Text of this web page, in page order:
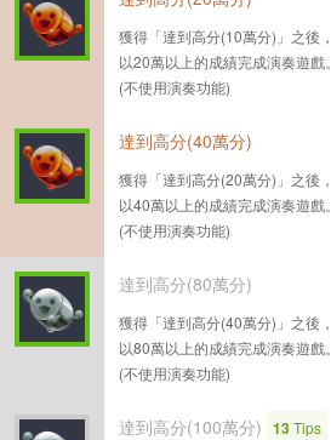
獲得「達到高分(10萬分)」之後，
以20萬以上的成績完成演奏遊戲。
(不使用演奏功能)
達到高分(40萬分)
獲得「達到高分(20萬分)」之後，
以40萬以上的成績完成演奏遊戲。
(不使用演奏功能)
達到高分(80萬分)
獲得「達到高分(40萬分)」之後，
以80萬以上的成績完成演奏遊戲。
(不使用演奏功能)
達到高分(100萬分) 13Tips